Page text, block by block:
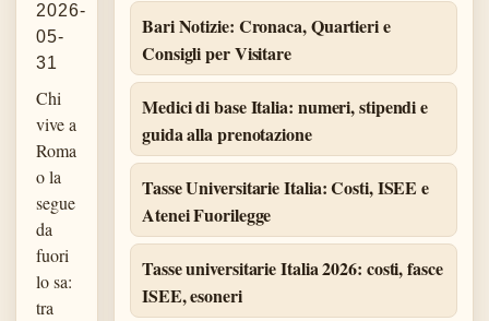
2026-
05-
31
Chi
vive a
Roma
o la
segue
da
fuori
lo sa:
tra
Bari Notizie: Cronaca, Quartieri e
Consigli per Visitare
Medici di base Italia: numeri, stipendi e
guida alla prenotazione
Tasse Universitarie Italia: Costi, ISEE e
Atenei Fuorilegge
Tasse universitarie Italia 2026: costi, fasce
ISEE, esoneri